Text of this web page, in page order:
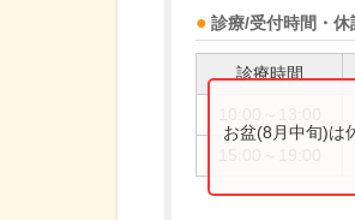
診療/受付時間・休
診療時間
お盆(8月中旬)は